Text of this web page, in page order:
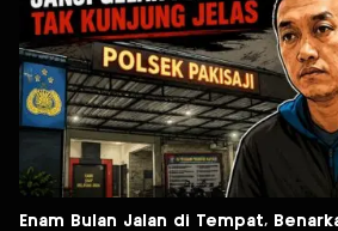
Enam Bulan Jalan di Tempat,